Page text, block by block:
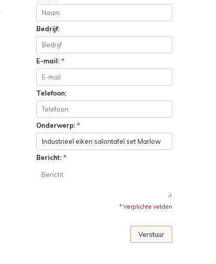
Bedrijf:
E-mail: *
Telefoon:
Onderwerp: *
Bericht: *
* Verplichte velden
Verstuur